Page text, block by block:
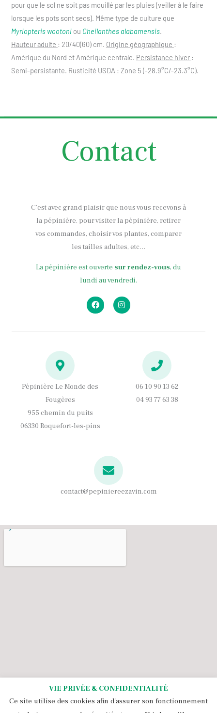
pour que le sol ne soit pas mouillé par les pluies (veiller à le faire
lorsque les pots sont secs). Même type de culture que
Myriopteris wootoniou Cheilanthes alabamensis.
Hauteur adulte : 20/40(60) cm. Origine géographique :
Amérique du Nord et Amérique centrale. Persistance hiver :
Semi-persistante. Rusticité USDA : Zone 5 (-28.9°C/-23.3°C).
Contact
C’est avec grand plaisir que nous vous recevons à
la pépinière, pour visiter la pépinière, retirer
vos commandes, choisir vos plantes, comparer
les tailles adultes, etc…
La pépinière est ouverte sur rendez-vous, du
lundi au vendredi.
F
a
c
I
n
s
Pépinière Le Monde des
Fougères
955 chemin du puits
06330 Roquefort-les-pins
06 10 90 13 62
04 93 77 63 38
contact@pepiniereezavin.com
VIE PRIVÉE & CONFIDENTIALITÉ
Ce site utilise des cookies afin d'assurer son fonctionnement